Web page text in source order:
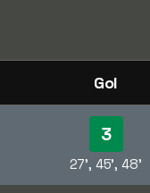
Gol
3
27', 45', 48'